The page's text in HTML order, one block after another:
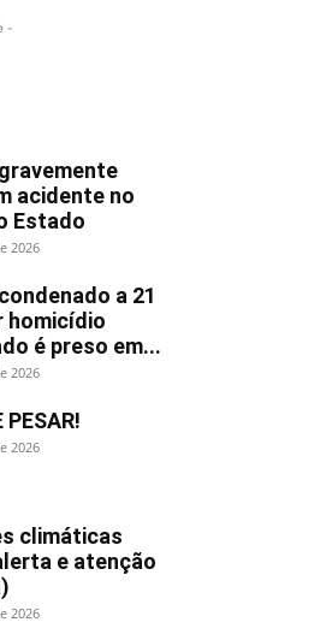
-
acidente no
Estado
2026
a 21
homicídio
é preso em...
2026
PESAR!
2026
climáticas
e atenção
2026